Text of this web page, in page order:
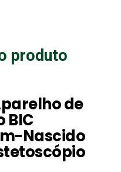
produto
de
BIC
Nascido